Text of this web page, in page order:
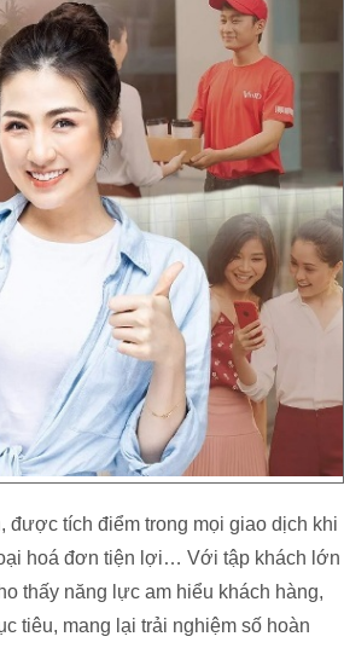
tích điểm trong mọi giao dịch khi
hoá đơn tiện lợi… Với tập khách lớn
thấy năng lực am hiểu khách hàng,
tiêu, mang lại trải nghiệm số hoàn